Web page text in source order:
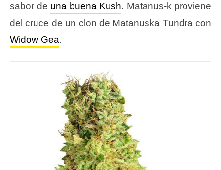
sabor de una buena Kush. Matanus-k proviene
del cruce de un clon de Matanuska Tundra con
Widow Gea.